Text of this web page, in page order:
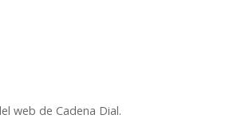
web de Cadena Dial.